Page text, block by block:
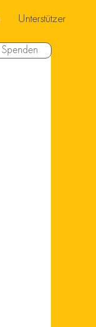
Unterstützer
Spenden